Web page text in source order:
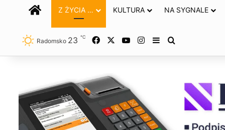
STRONA GŁÓWNA
Z ŻYCIA … KULTURA NA SYGNALE
Radomsko 23 ℃ Facebook YouTubeInstagram
Sidebar